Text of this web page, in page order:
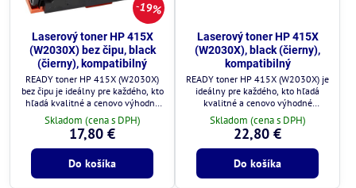
19%
Laserový toner HP 415X
(W2030X) bez čipu, black
(čierny), kompatibilný
READY toner HP 415X (W2030X)
bez čipu je ideálny pre každého, kto
hľadá kvalitné a cenovo výhodné
riešenie.
Skladom (cena s DPH)
17,80 €
Do košíka
Laserový toner HP 415X
(W2030X), black (čierny),
kompatibilný
READY toner HP 415X (W2030X) je
ideálny pre každého, kto hľadá
kvalitné a cenovo výhodné
riešenie.
Skladom (cena s DPH)
22,80 €
Do košíka